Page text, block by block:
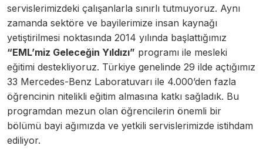
servislerimizdeki çalışanlarla sınırlı tutmuyoruz. Aynı
zamanda sektöre ve bayilerimize insan kaynağı
yetiştirilmesi noktasında 2014 yılında başlattığımız
“EML’miz Geleceğin Yıldızı” programı ile mesleki
eğitimi destekliyoruz. Türkiye genelinde 29 ilde açtığımız
33 Mercedes-Benz Laboratuvarı ile 4.000’den fazla
öğrencinin nitelikli eğitim almasına katkı sağladık. Bu
programdan mezun olan öğrencilerin önemli bir
bölümü bayi ağımızda ve yetkili servislerimizde istihdam
ediliyor.